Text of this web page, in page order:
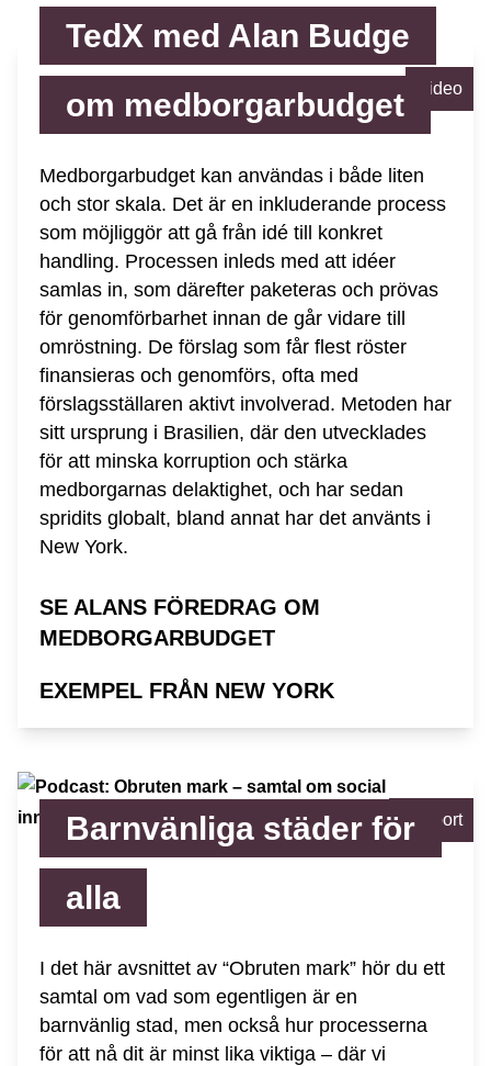
Video
TedX med Alan Budge
om medborgarbudget
Medborgarbudget kan användas i både liten
och stor skala. Det är en inkluderande process
som möjliggör att gå från idé till konkret
handling. Processen inleds med att idéer
samlas in, som därefter paketeras och prövas
för genomförbarhet innan de går vidare till
omröstning. De förslag som får flest röster
finansieras och genomförs, ofta med
förslagsställaren aktivt involverad. Metoden har
sitt ursprung i Brasilien, där den utvecklades
för att minska korruption och stärka
medborgarnas delaktighet, och har sedan
spridits globalt, bland annat har det använts i
New York.
SE ALANS FÖREDRAG OM
MEDBORGARBUDGET
EXEMPEL FRÅN NEW YORK
Rapport
Barnvänliga städer för
alla
I det här avsnittet av “Obruten mark” hör du ett
samtal om vad som egentligen är en
barnvänlig stad, men också hur processerna
för att nå dit är minst lika viktiga – där vi